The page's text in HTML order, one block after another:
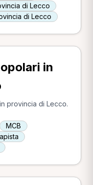
di Lecco
di Lecco
in
provincia di Lecco.
MCB